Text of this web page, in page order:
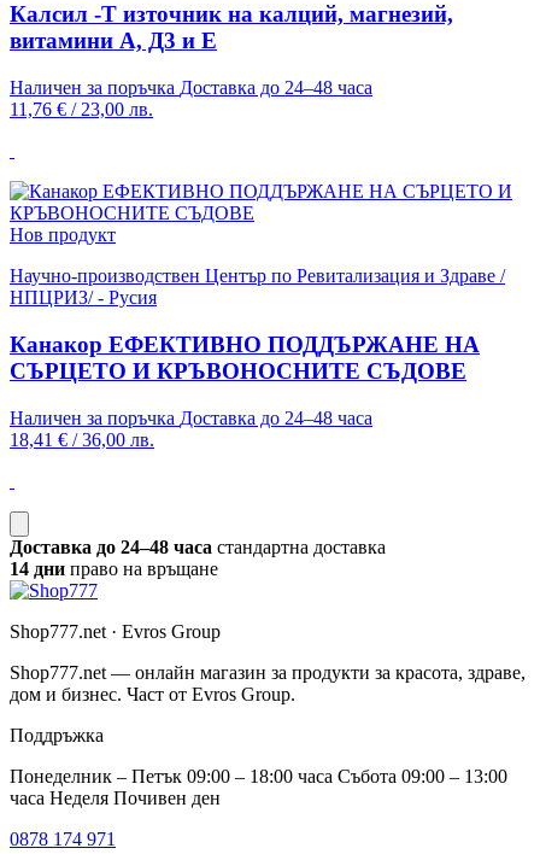
Калсил -Т източник на калций, магнезий,
витамини А, Д3 и Е
Наличен за поръчка Доставка до 24–48 часа
11,76 € / 23,00 лв.
Нов продукт
Научно-производствен Център по Ревитализация и Здраве /
НПЦРИЗ/ - Русия
Канакор ЕФЕКТИВНО ПОДДЪРЖАНЕ НА
СЪРЦЕТО И КРЪВОНОСНИТЕ СЪДОВЕ
Наличен за поръчка Доставка до 24–48 часа
18,41 € / 36,00 лв.
Доставка до 24–48 часа стандартна доставка
14 дни право на връщане
Shop777.net · Evros Group
Shop777.net — онлайн магазин за продукти за красота, здраве,
дом и бизнес. Част от Evros Group.
Поддръжка
Понеделник – Петък 09:00 – 18:00 часа Събота 09:00 – 13:00
часа Неделя Почивен ден
0878 174 971